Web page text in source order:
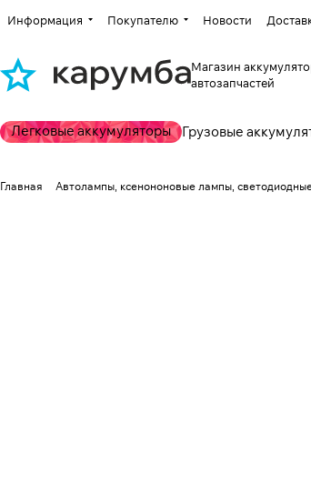
Информация Покупателю Новости
Магазин
автозапчастей
Легковые аккумуляторы Грузовые
Главная Автолампы, ксенононовые лампы,